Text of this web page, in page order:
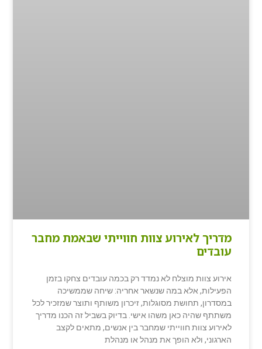
מדריך לאירוע צוות חווייתי שבאמת מחבר
עובדים
אירוע צוות מוצלח לא נמדד רק בכמה עובדים צחקו בזמן
הפעילות, אלא במה שנשאר אחריה: שיחה שממשיכה
במסדרון, תחושת מסוגלות, זיכרון משותף ותוצר שמזכיר לכל
משתתף שהיה כאן משהו אישי. בדיוק בשביל זה הכנו מדריך
לאירוע צוות חווייתי שמחבר בין אנשים, מתאים לקצב
הארגוני, ולא הופך את מנהל או מנהלת